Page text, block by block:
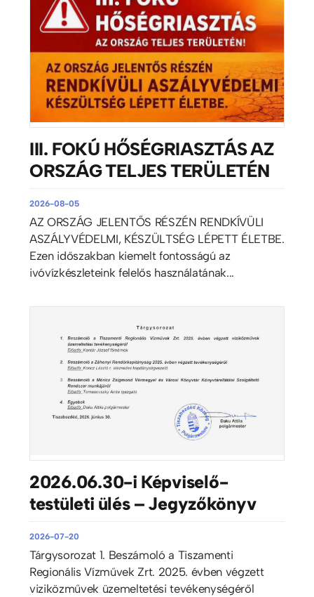
III. FOKÚ HŐSÉGRIASZTÁS AZ
ORSZÁG TELJES TERÜLETÉN
2026-08-05
AZ ORSZÁG JELENTŐS RÉSZÉN RENDKÍVÜLI
ASZÁLYVÉDELMI, KÉSZÜLTSÉG LÉPETT ÉLETBE.
Ezen időszakban kiemelt fontosságú az
ivóvízkészleteink felelős használatának...
2026.06.30-i Képviselő-
testületi ülés – Jegyzőkönyv
2026-07-20
Tárgysorozat 1. Beszámoló a Tiszamenti
Regionális Vízművek Zrt. 2025. évben végzett
viziközművek üzemeltetési tevékenységéről